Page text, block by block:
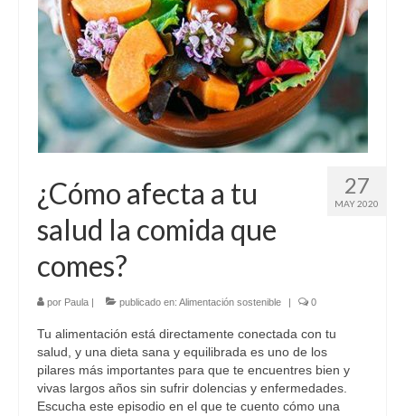
Sobre mí
Contacto
27
MAY 2020
¿Cómo afecta a tu
salud la comida que
comes?
por Paula publicado en: Alimentación sostenible 0
Tu alimentación está directamente conectada con tu
salud, y una dieta sana y equilibrada es uno de los
pilares más importantes para que te encuentres bien y
vivas largos años sin sufrir dolencias y enfermedades.
Escucha este episodio en el que te cuento cómo una